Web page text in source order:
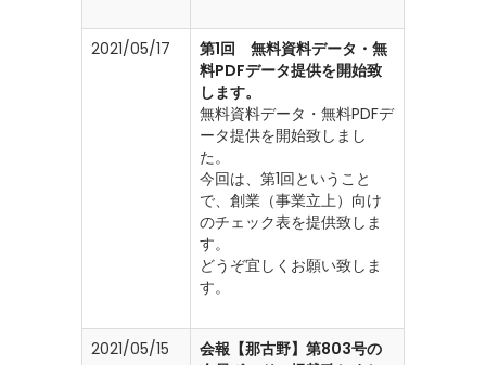
2021/05/17
第1回 無料資料データ・無
料PDFデータ提供を開始致
します。
無料資料データ・無料PDFデ
ータ提供を開始致しまし
た。
今回は、第1回ということ
で、創業（事業立上）向け
のチェック表を提供致しま
す。
どうぞ宜しくお願い致しま
す。
2021/05/15
会報【那古野】第803号の